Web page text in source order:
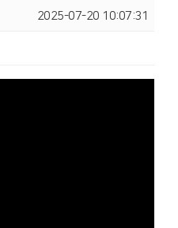
2025-07-20 10:07:31